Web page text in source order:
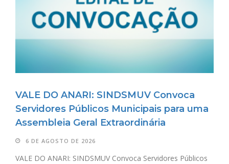
VALE DO ANARI: SINDSMUV Convoca
Servidores Públicos Municipais para uma
Assembleia Geral Extraordinária
6 DE AGOSTO DE 2026
VALE DO ANARI: SINDSMUV Convoca Servidores Públicos